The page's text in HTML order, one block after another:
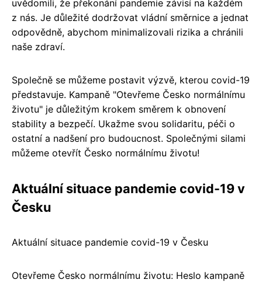
uvědomili, že překonání pandemie závisí na každém
z nás. Je důležité dodržovat vládní směrnice a jednat
odpovědně, abychom minimalizovali rizika a chránili
naše zdraví.
Společně se můžeme postavit výzvě, kterou covid-19
představuje. Kampaně "Otevřeme Česko normálnímu
životu" je důležitým krokem směrem k obnovení
stability a bezpečí. Ukažme svou solidaritu, péči o
ostatní a nadšení pro budoucnost. Společnými silami
můžeme otevřít Česko normálnímu životu!
Aktuální situace pandemie covid-19 v
Česku
Aktuální situace pandemie covid-19 v Česku
Otevřeme Česko normálnímu životu: Heslo kampaně